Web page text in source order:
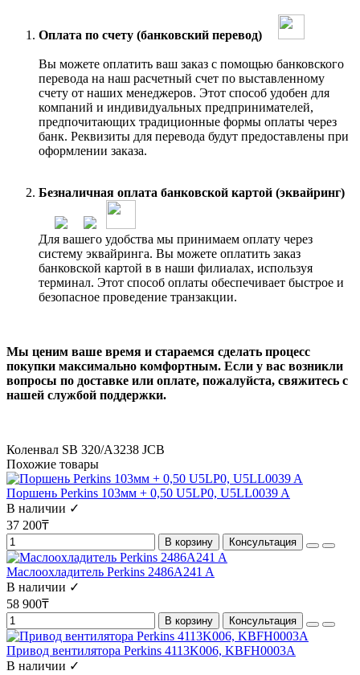
Оплата по счету (банковский перевод)
Вы можете оплатить ваш заказ с помощью банковского
перевода на наш расчетный счет по выставленному
счету от наших менеджеров. Этот способ удобен для
компаний и индивидуальных предпринимателей,
предпочитающих традиционные формы оплаты через
банк. Реквизиты для перевода будут предоставлены при
оформлении заказа.
Безналичная оплата банковской картой (эквайринг)
Для вашего удобства мы принимаем оплату через
систему эквайринга. Вы можете оплатить заказ
банковской картой в в наши филиалах, используя
терминал. Этот способ оплаты обеспечивает быстрое и
безопасное проведение транзакции.
Мы ценим ваше время и стараемся сделать процесс
покупки максимально комфортным. Если у вас возникли
вопросы по доставке или оплате, пожалуйста, свяжитесь с
нашей службой поддержки.
Коленвал SB 320/A3238 JCB
Похожие товары
Поршень Perkins 103мм + 0,50 U5LP0, U5LL0039 A
В наличии ✓
37 200₸
В корзину Консультация
Маслоохладитель Perkins 2486A241 A
В наличии ✓
58 900₸
В корзину Консультация
Привод вентилятора Perkins 4113K006, KBFH0003A
В наличии ✓